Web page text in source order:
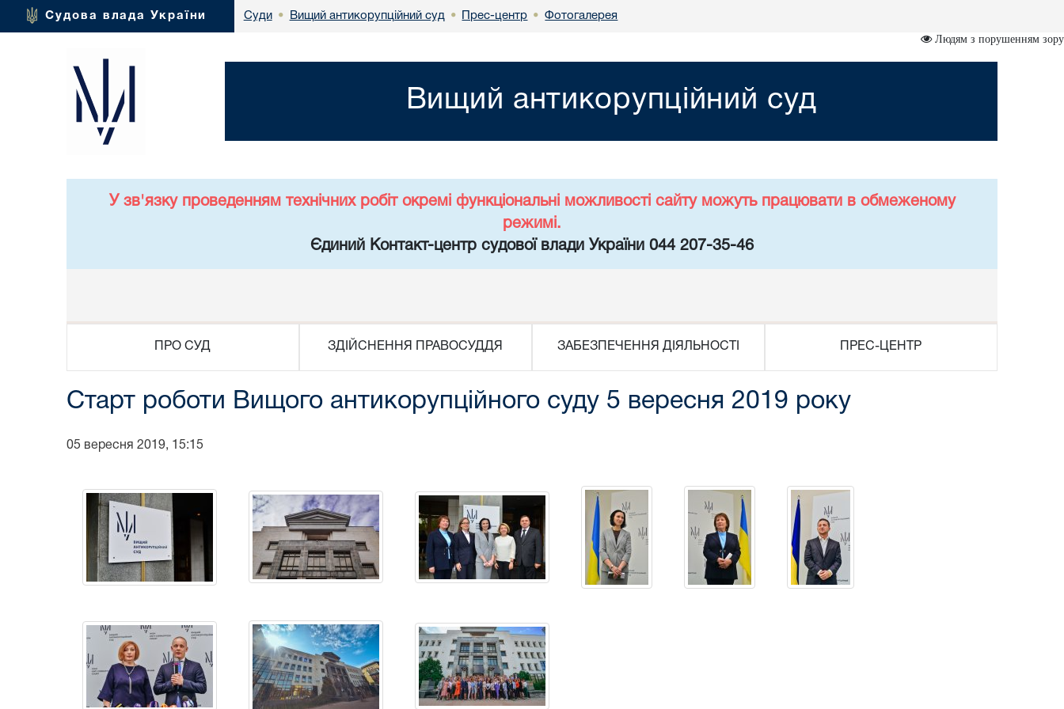
Судова влада України Суди • Вищий антикорупційний суд • Прес-центр • Фотогалерея
Людям з порушенням зору
Вищий антикорупційний суд
У зв'язку проведенням технічних робіт окремі функціональні можливості сайту можуть працювати в обмеженому
режимі.
Єдиний Контакт-центр судової влади України 044 207-35-46
ПРО СУД ЗДІЙСНЕННЯ ПРАВОСУДДЯ ЗАБЕЗПЕЧЕННЯ ДІЯЛЬНОСТІ ПРЕС-ЦЕНТР
Старт роботи Вищого антикорупційного суду 5 вересня 2019 року
05 вересня 2019, 15:15